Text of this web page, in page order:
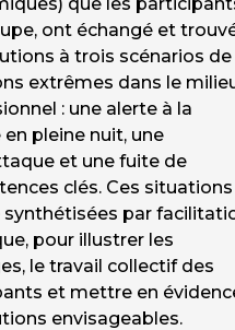
ont échangé et
à trois scénarios de
extrêmes dans le
: une alerte à la
pleine nuit, une
et une fuite de
clés. Ces situations
par
pour illustrer les
le travail collectif des
et mettre en
envisageables.